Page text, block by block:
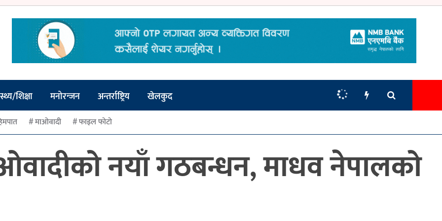
शिक्षा मनोरन्जन अन्तर्राष्ट्रिय
खेलकुद
माओवादी फाइल फोटो
नयाँ गठबन्धन, माधव नेपालको